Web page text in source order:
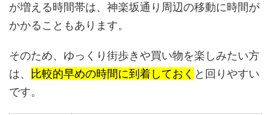
が増える時間帯は、神楽坂通り周辺の移動に時間が
かかることもあります。
そのため、ゆっくり街歩きや買い物を楽しみたい方
は、
比較的早めの時間に到着しておく と回りやすい
です。